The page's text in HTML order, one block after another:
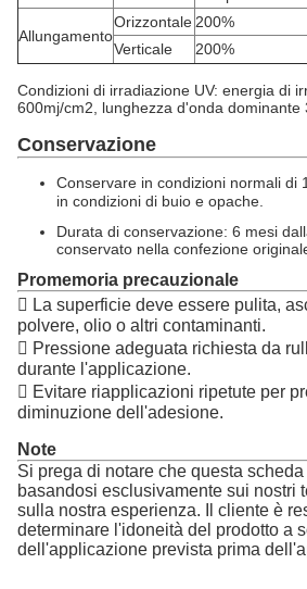
Allungamento
Orizzontale 200%
Verticale
200%
Condizioni di irradiazione UV: energia di
600mj/cm2, lunghezza d'onda dominante
Conservazione
Conservare in condizioni normali di
in condizioni di buio e opache.
Durata di conservazione: 6 mesi
conservato nella confezione
Promemoria precauzionale
 La superficie deve essere pulita,
polvere, olio o altri contaminanti.
 Pressione adeguata richiesta da
durante l'applicazione.
 Evitare riapplicazioni ripetute per
diminuzione dell'adesione.
Note
Si prega di notare che questa
basandosi esclusivamente sui nostri
sulla nostra esperienza. Il cliente è
determinare l'idoneità del prodotto a
dell'applicazione prevista prima